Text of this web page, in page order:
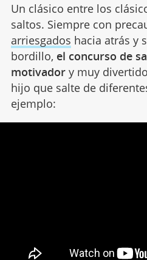
Un clásico entre los
saltos. Siempre con
arriesgados hacia atrás y
bordillo, el concurso de
motivadory muy
hijo que salte de
ejemplo: